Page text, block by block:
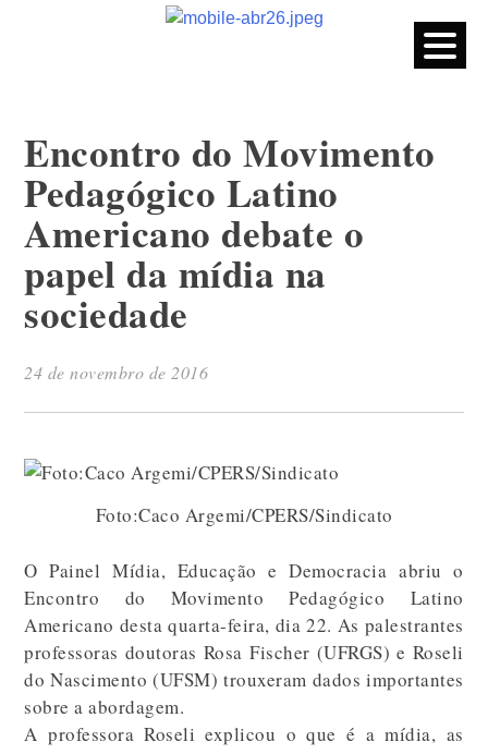
CPERS – Sindicato dos Professores e Funcionários de escola
Encontro do Movimento
Pedagógico Latino
Americano debate o
papel da mídia na
sociedade
24 de novembro de 2016
Foto:Caco Argemi/CPERS/Sindicato
O Painel Mídia, Educação e Democracia abriu o
Encontro do Movimento Pedagógico Latino
Americano desta quarta-feira, dia 22. As palestrantes
professoras doutoras Rosa Fischer (UFRGS) e Roseli
do Nascimento (UFSM) trouxeram dados importantes
sobre a abordagem.
A professora Roseli explicou o que é a mídia, as